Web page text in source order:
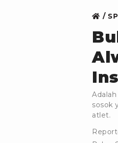
sosok
atlet.